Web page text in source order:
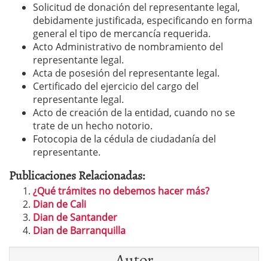
Solicitud de donación del representante legal,
debidamente justificada, especificando en forma
general el tipo de mercancía requerida.
Acto Administrativo de nombramiento del
representante legal.
Acta de posesión del representante legal.
Certificado del ejercicio del cargo del
representante legal.
Acto de creación de la entidad, cuando no se
trate de un hecho notorio.
Fotocopia de la cédula de ciudadanía del
representante.
Publicaciones Relacionadas:
¿Qué trámites no debemos hacer más?
Dian de Cali
Dian de Santander
Dian de Barranquilla